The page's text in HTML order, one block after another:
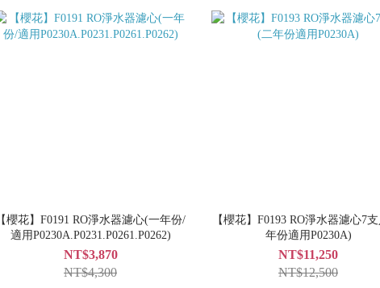
【櫻花】F0191 RO淨水器濾心(一年份/
適用P0230A.P0231.P0261.P0262)
NT$3,870
NT$4,300
【櫻花】F0193 RO淨水器濾心7
年份適用P0230A)
NT$11,250
NT$12,500